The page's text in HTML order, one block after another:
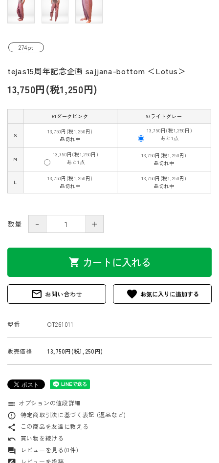
274pt
tejas15周年記念企画 sajjana-bottom ＜Lotus＞
13,750円(税1,250円)
61ダークピンク 97ライトグレー
S
13,750円(税1,250円)
品切れ中
13,750円(税1,250円)
あと1点
M
13,750円(税1,250円)
あと1点
13,750円(税1,250円)
品切れ中
L
13,750円(税1,250円)
品切れ中
13,750円(税1,250円)
品切れ中
数量 － ＋
shopping_cart カートに入れる
mail_outline お問い合わせ favorite
型番 OT261011
販売価格 13,750円(税1,250円)
toc オプションの値段詳細
error_outline 特定商取引法に基づく表記 (返品など)
share この商品を友達に教える
undo 買い物を続ける
forum レビューを見る(0件)